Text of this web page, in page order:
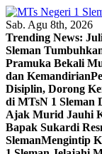
Skip
to
content
Sab. Agu 8th, 2026
Trending News:
Sleman
Pramuka Bekali
dan Kemandirian
Disiplin, Dorong
di MTsN 1 Sleman
Ajak Murid Jauhi
Bapak Sukardi
SlemanMengintip